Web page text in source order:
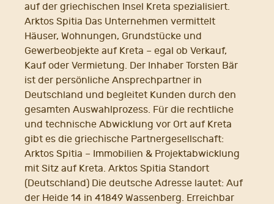
auf der griechischen Insel Kreta spezialisiert.
Arktos Spitia Das Unternehmen vermittelt
Häuser, Wohnungen, Grundstücke und
Gewerbeobjekte auf Kreta – egal ob Verkauf,
Kauf oder Vermietung. Der Inhaber Torsten Bär
ist der persönliche Ansprechpartner in
Deutschland und begleitet Kunden durch den
gesamten Auswahlprozess. Für die rechtliche
und technische Abwicklung vor Ort auf Kreta
gibt es die griechische Partnergesellschaft:
Arktos Spitia – Immobilien & Projektabwicklung
mit Sitz auf Kreta. Arktos Spitia Standort
(Deutschland) Die deutsche Adresse lautet: Auf
der Heide 14 in 41849 Wassenberg. Erreichbar